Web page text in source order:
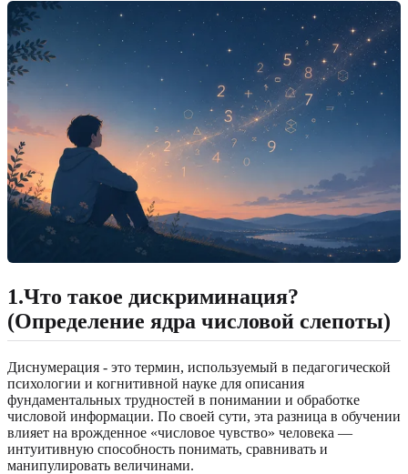
1.Что такое дискриминация?
(Определение ядра числовой слепоты)
Диснумерация - это термин, используемый в педагогической
психологии и когнитивной науке для описания
фундаментальных трудностей в понимании и обработке
числовой информации. По своей сути, эта разница в обучении
влияет на врожденное «числовое чувство» человека —
интуитивную способность понимать, сравнивать и
манипулировать величинами.